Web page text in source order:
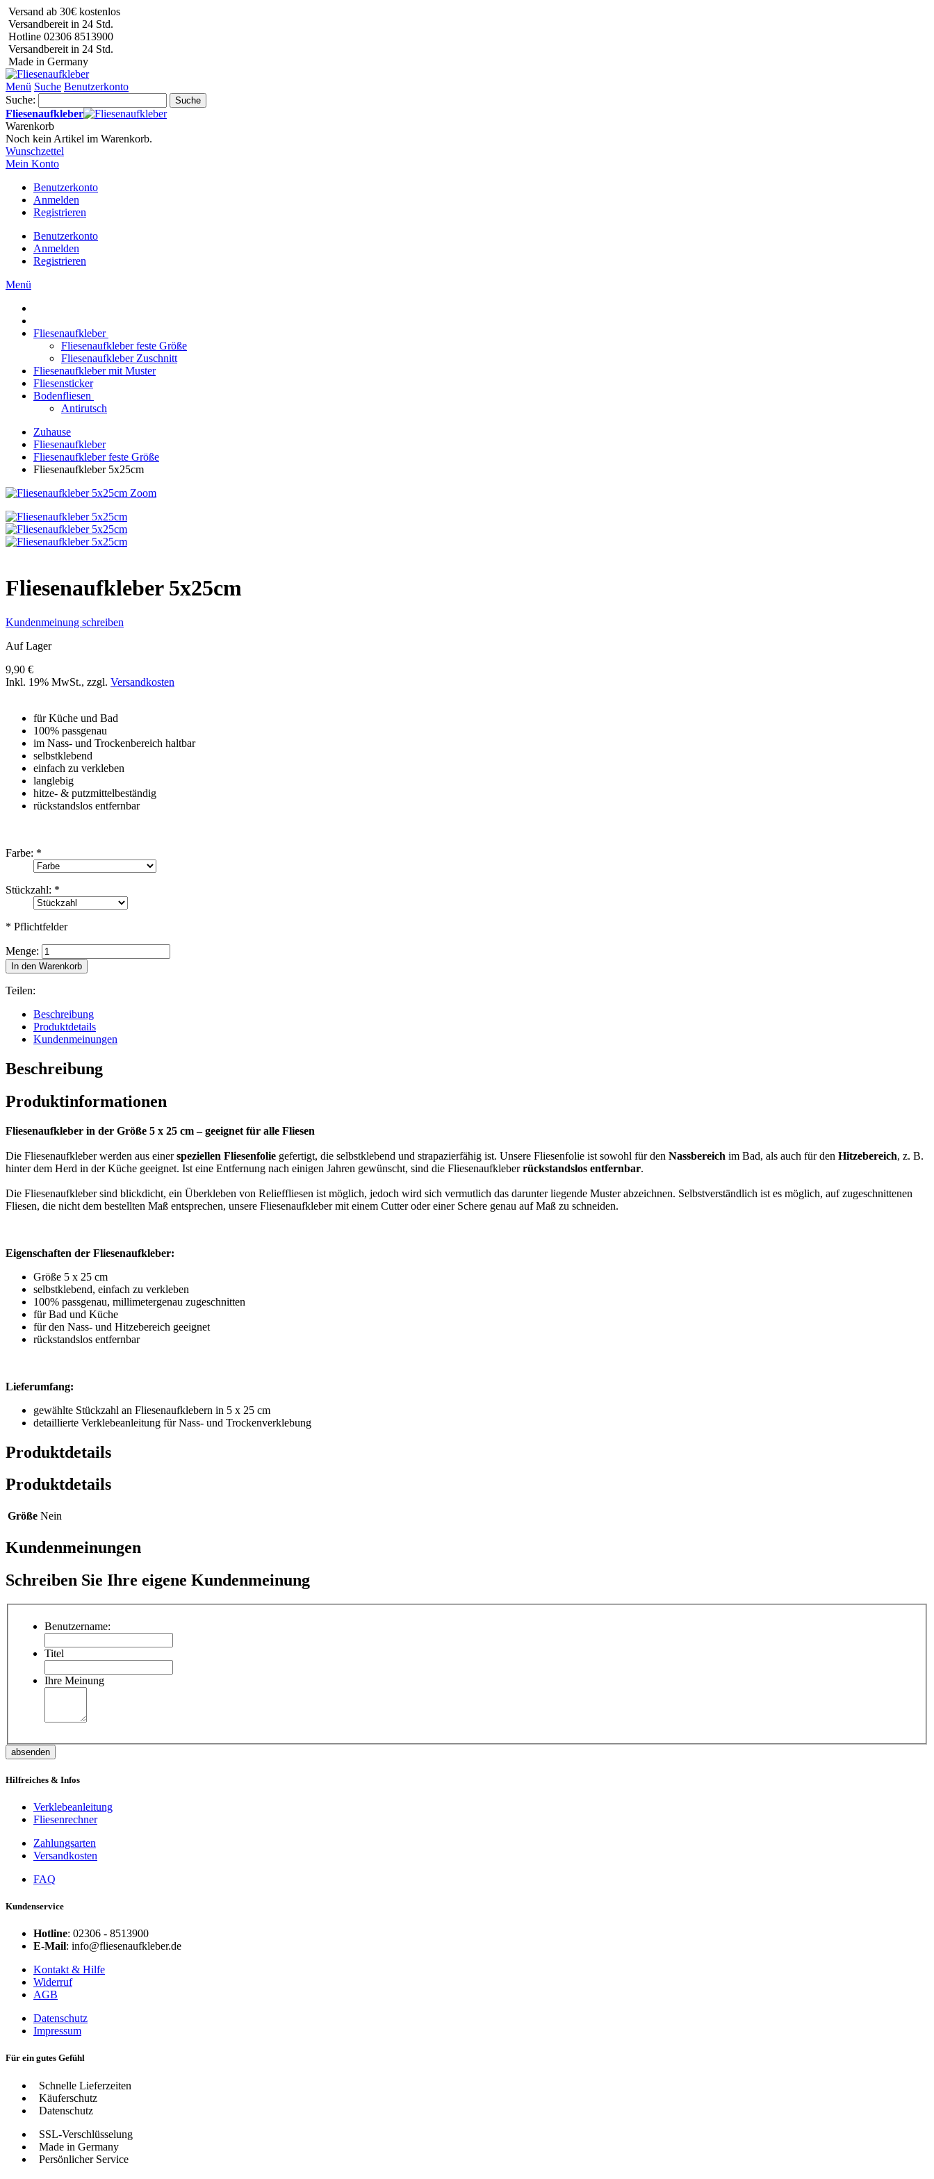
Versand ab 30€ kostenlos
Versandbereit in 24 Std.
Hotline 02306 8513900
Versandbereit in 24 Std.
Made in Germany
Menü Suche Benutzerkonto
Suche:
Suche
Fliesenaufkleber
Warenkorb
Noch kein Artikel im Warenkorb.
Wunschzettel
Mein Konto
Benutzerkonto
Anmelden
Registrieren
Benutzerkonto
Anmelden
Registrieren
Menü
Fliesenaufkleber
Fliesenaufkleber feste Größe
Fliesenaufkleber Zuschnitt
Fliesenaufkleber mit Muster
Fliesensticker
Bodenfliesen
Antirutsch
Zuhause
Fliesenaufkleber
Fliesenaufkleber feste Größe
Fliesenaufkleber 5x25cm
Zoom
Fliesenaufkleber 5x25cm
Kundenmeinung schreiben
Auf Lager
9,90 €
Inkl. 19% MwSt., zzgl. Versandkosten
für Küche und Bad
100% passgenau
im Nass- und Trockenbereich haltbar
selbstklebend
einfach zu verkleben
langlebig
hitze- & putzmittelbeständig
rückstandslos entfernbar
Farbe: *
Stückzahl: *
* Pflichtfelder
Menge:
In den Warenkorb
Teilen:
Beschreibung
Produktdetails
Kundenmeinungen
Beschreibung
Produktinformationen
Fliesenaufkleber in der Größe 5 x 25 cm – geeignet für alle Fliesen
Die Fliesenaufkleber werden aus einerspeziellen Fliesenfolie gefertigt, die selbstklebend und strapazierfähig ist. Unsere Fliesenfolie ist sowohl für den Nassbereich im Bad, als auch für den Hitzebereich, z. B.
hinter dem Herd in der Küche geeignet. Ist eine Entfernung nach einigen Jahren gewünscht, sind die Fliesenaufkleberrückstandslos entfernbar.
Die Fliesenaufkleber sind blickdicht, ein Überkleben von Relieffliesen ist möglich, jedoch wird sich vermutlich das darunter liegende Muster abzeichnen. Selbstverständlich ist es möglich, auf zugeschnittenen
Fliesen, die nicht dem bestellten Maß entsprechen, unsere Fliesenaufkleber mit einem Cutter oder einer Schere genau auf Maß zu schneiden.
Eigenschaften der Fliesenaufkleber:
Größe 5 x 25 cm
selbstklebend, einfach zu verkleben
100% passgenau, millimetergenau zugeschnitten
für Bad und Küche
für den Nass- und Hitzebereich geeignet
rückstandslos entfernbar
Lieferumfang:
gewählte Stückzahl an Fliesenaufklebern in 5 x 25 cm
detaillierte Verklebeanleitung für Nass- und Trockenverklebung
Produktdetails
Produktdetails
Größe Nein
Kundenmeinungen
Schreiben Sie Ihre eigene Kundenmeinung
Benutzername:
Titel
Ihre Meinung
absenden
Hilfreiches & Infos
Verklebeanleitung
Fliesenrechner
Zahlungsarten
Versandkosten
FAQ
Kundenservice
Hotline: 02306 - 8513900
E-Mail: info@fliesenaufkleber.de
Kontakt & Hilfe
Widerruf
AGB
Datenschutz
Impressum
Für ein gutes Gefühl
Schnelle Lieferzeiten
Käuferschutz
Datenschutz
SSL-Verschlüsselung
Made in Germany
Persönlicher Service